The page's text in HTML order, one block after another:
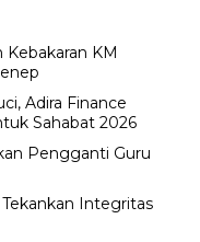
Kebakaran KM
Adira Finance
Sahabat 2026
Pengganti Guru
Integritas